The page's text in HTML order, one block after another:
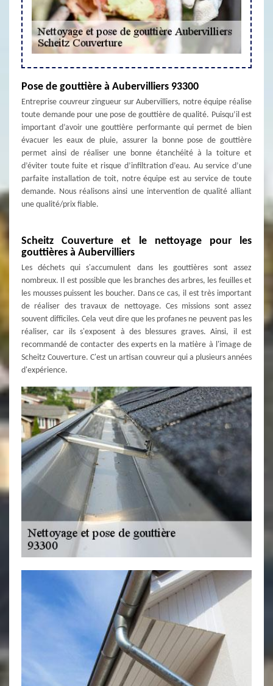
Pose de gouttière à Aubervilliers 93300
Entreprise couvreur zingueur sur Aubervilliers, notre équipe réalise
toute demande pour une pose de gouttière de qualité. Puisqu’il est
important d’avoir une gouttière performante qui permet de bien
évacuer les eaux de pluie, assurer la bonne pose de gouttière
permet ainsi de réaliser une bonne étanchéité à la toiture et
d’éviter toute fuite et risque d’infiltration d’eau. Au service d’une
parfaite installation de toit, notre équipe est au service de toute
demande. Nous réalisons ainsi une intervention de qualité alliant
une qualité/prix fiable.
Scheitz Couverture et le nettoyage pour les
gouttières à Aubervilliers
Les déchets qui s'accumulent dans les gouttières sont assez
nombreux. Il est possible que les branches des arbres, les feuilles et
les mousses puissent les boucher. Dans ce cas, il est très important
de réaliser des travaux de nettoyage. Ces missions sont assez
souvent difficiles. Cela veut dire que les profanes ne peuvent pas les
réaliser, car ils s'exposent à des blessures graves. Ainsi, il est
recommandé de contacter des experts en la matière à l'image de
Scheitz Couverture. C'est un artisan couvreur qui a plusieurs années
d'expérience.